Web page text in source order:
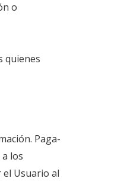
o
quienes
Paga-
los
Usuario al